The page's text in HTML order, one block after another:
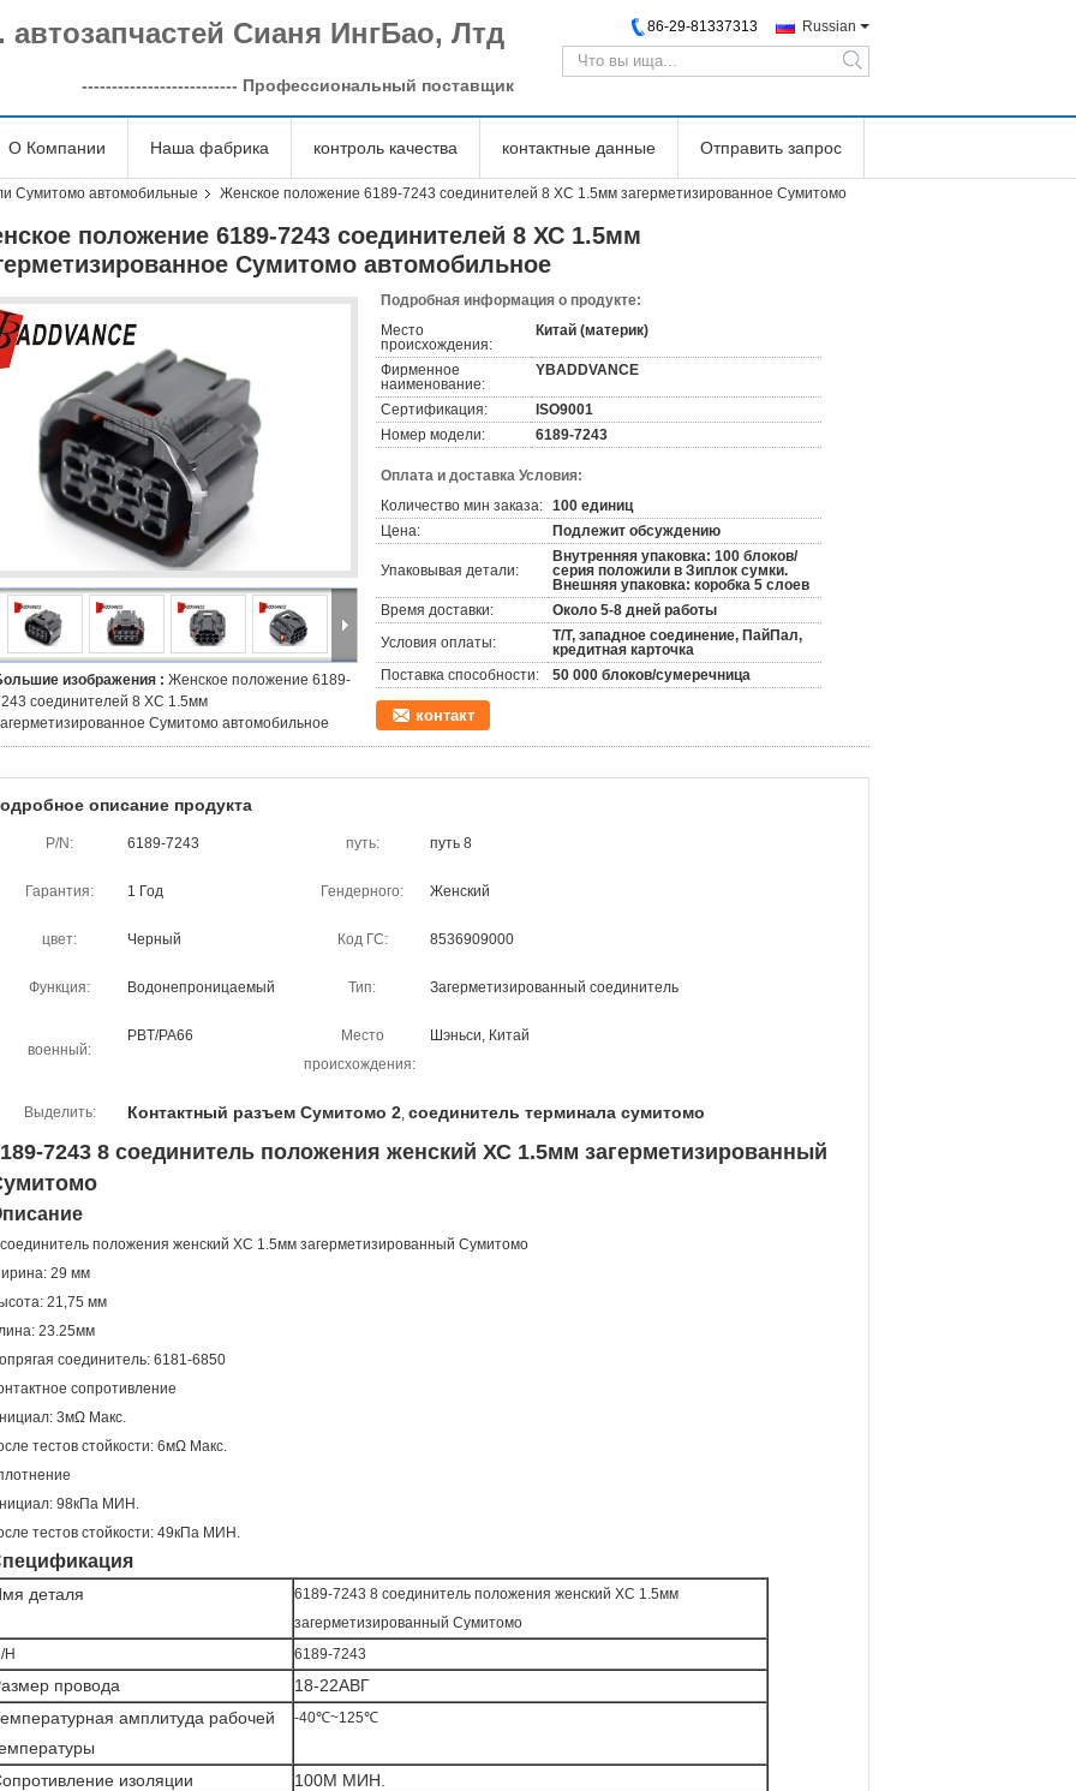
автозапчастей Сианя ИнгБао, Лтд
-------------------------- Профессиональный поставщик
Russian
86-29-81337313
search
О Компании Наша фабрика контроль качества контактные данные Отправить запрос
Сумитомо автомобильные Женское положение 6189-7243 соединителей 8 ХС 1.5мм загерметизированное Сумитомо
положение 6189-7243 соединителей 8 ХС 1.5мм
Сумитомо автомобильное
изображения : Женское положение 6189-
соединителей 8 ХС 1.5мм
Сумитомо автомобильное
Подробная информация о продукте:
Место
происхождения:
Китай (материк)
Фирменное
наименование:
YBADDVANCE
Сертификация:
ISO9001
Номер модели:
6189-7243
Оплата и доставка Условия:
Количество мин заказа: 100 единиц
Цена:
Подлежит обсуждению
Упаковывая детали:
Внутренняя упаковка: 100 блоков/
серия положили в Зиплок сумки.
Внешняя упаковка: коробка 5 слоев
Время доставки:
Около 5-8 дней работы
Условия оплаты:
Т/Т, западное соединение, ПайПал,
кредитная карточка
Поставка способности:
50 000 блоков/сумеречница
контакт
описание продукта
P/N: 6189-7243 путь: путь 8
Гарантия: 1 Год Гендерного: Женский
цвет: Черный Код ГС: 8536909000
Функция: Водонепроницаемый Тип: Загерметизированный соединитель
военный:
PBT/PA66
Место
происхождения:
Шэньси, Китай
Выделить: Контактный разъем Сумитомо 2, соединитель терминала сумитомо
7243 8 соединитель положения женский ХС 1.5мм загерметизированный
положения женский ХС 1.5мм загерметизированный Сумитомо
29 мм
21,75 мм
23.25мм
соединитель: 6181-6850
сопротивление
3мΩ Макс.
тестов стойкости: 6мΩ Макс.
98кПа МИН.
тестов стойкости: 49кПа МИН.
деталя
6189-7243 8 соединитель положения женский ХС 1.5мм
загерметизированный Сумитомо
Н
6189-7243
провода
18-22АВГ
амплитуда рабочей
-40℃~125℃
изоляции
100М МИН.